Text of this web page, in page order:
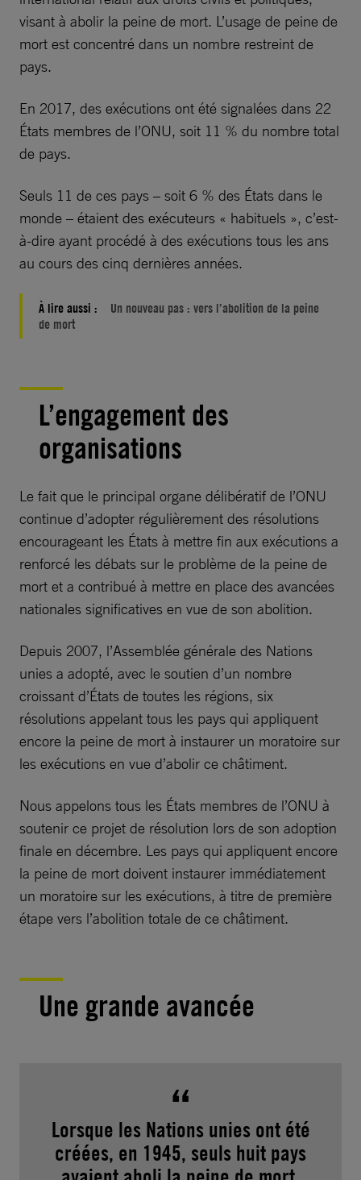
visant à abolir la peine de mort. L’usage de peine de
mort est concentré dans un nombre restreint de
pays.
En 2017, des exécutions ont été signalées dans 22
États membres de l’ONU, soit 11 % du nombre total
de pays.
Seuls 11 de ces pays – soit 6 % des États dans le
monde – étaient des exécuteurs « habituels », c’est-
à-dire ayant procédé à des exécutions tous les ans
au cours des cinq dernières années.
À lire aussi :
Un nouveau pas : vers l’abolition de la peine
de mort
L’engagement des
organisations
Le fait que le principal organe délibératif de l’ONU
continue d’adopter régulièrement des résolutions
encourageant les États à mettre fin aux exécutions a
renforcé les débats sur le problème de la peine de
mort et a contribué à mettre en place des avancées
nationales significatives en vue de son abolition.
Depuis 2007, l’Assemblée générale des Nations
unies a adopté, avec le soutien d’un nombre
croissant d’États de toutes les régions, six
résolutions appelant tous les pays qui appliquent
encore la peine de mort à instaurer un moratoire sur
les exécutions en vue d’abolir ce châtiment.
Nous appelons tous les États membres de l’ONU à
soutenir ce projet de résolution lors de son adoption
finale en décembre. Les pays qui appliquent encore
la peine de mort doivent instaurer immédiatement
un moratoire sur les exécutions, à titre de première
étape vers l’abolition totale de ce châtiment.
Une grande avancée
Lorsque les Nations unies ont été
créées, en 1945, seuls huit pays